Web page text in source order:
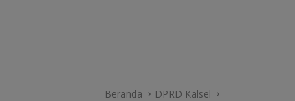
Beranda DPRD Kalsel